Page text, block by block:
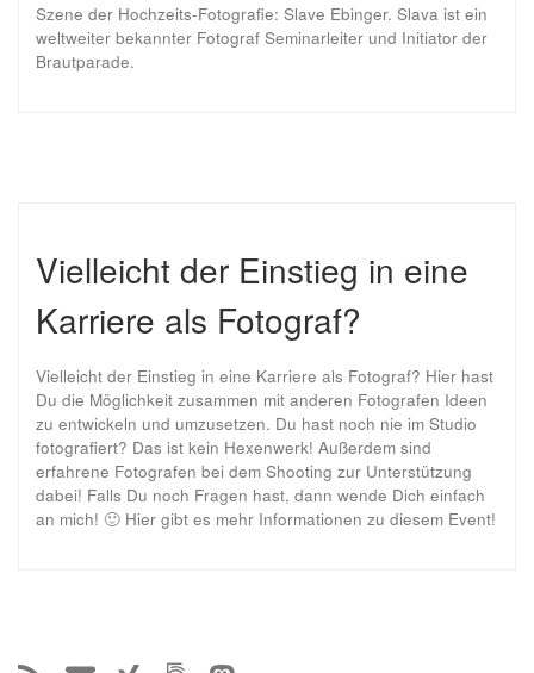
Szene der Hochzeits-Fotografie: Slave Ebinger. Slava ist ein
weltweiter bekannter Fotograf Seminarleiter und Initiator der
Brautparade.
Vielleicht der Einstieg in eine
Karriere als Fotograf?
Vielleicht der Einstieg in eine Karriere als Fotograf? Hier hast
Du die Möglichkeit zusammen mit anderen Fotografen Ideen
zu entwickeln und umzusetzen. Du hast noch nie im Studio
fotografiert? Das ist kein Hexenwerk! Außerdem sind
erfahrene Fotografen bei dem Shooting zur Unterstützung
dabei! Falls Du noch Fragen hast, dann wende Dich einfach
an mich! 🙂 Hier gibt es mehr Informationen zu diesem Event!